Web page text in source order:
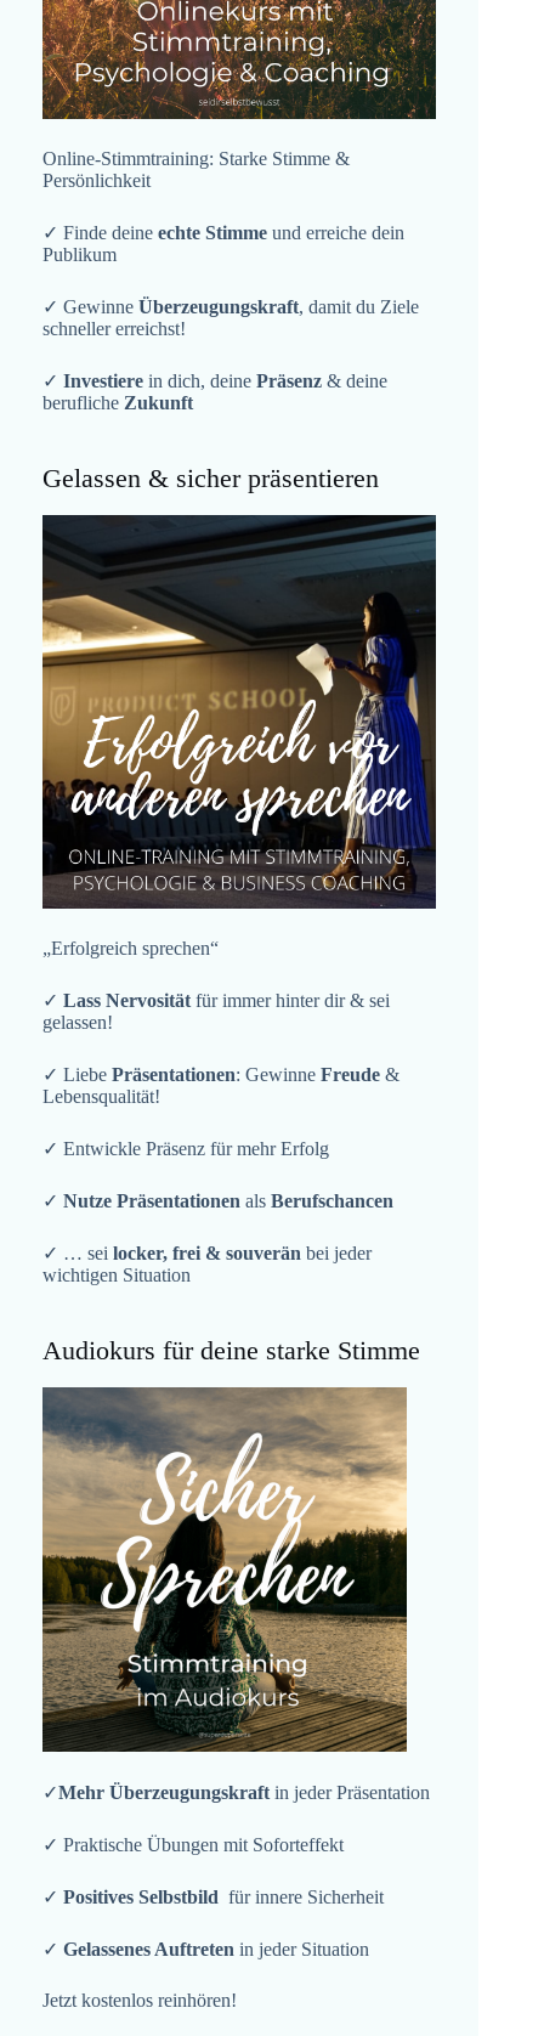
Online-Stimmtraining: Starke Stimme &
Persönlichkeit
✓ Finde deine echte Stimme und erreiche dein
Publikum
✓ Gewinne Überzeugungskraft, damit du Ziele
schneller erreichst!
✓ Investiere in dich, deine Präsenz & deine
berufliche Zukunft
Gelassen & sicher präsentieren
„Erfolgreich sprechen“
✓ Lass Nervosität für immer hinter dir & sei
gelassen!
✓ Liebe Präsentationen: Gewinne Freude &
Lebensqualität!
✓ Entwickle Präsenz für mehr Erfolg
✓ Nutze Präsentationen als Berufschancen
✓ … sei locker, frei & souverän bei jeder
wichtigen Situation
Audiokurs für deine starke Stimme
✓Mehr Überzeugungskraft in jeder Präsentation
✓ Praktische Übungen mit Soforteffekt
✓ Positives Selbstbild für innere Sicherheit
✓ Gelassenes Auftreten in jeder Situation
Jetzt kostenlos reinhören!